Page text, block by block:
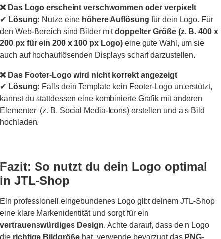
❌ Das Logo erscheint verschwommen oder verpixelt
✔ Lösung: Nutze eine höhere Auflösung für dein Logo. Für
den Web-Bereich sind Bilder mitdoppelter Größe (z. B. 400 x
200 px für ein 200 x 100 px Logo) eine gute Wahl, um sie
auch auf hochauflösenden Displays scharf darzustellen.
❌ Das Footer-Logo wird nicht korrekt angezeigt
✔ Lösung: Falls dein Template kein Footer-Logo unterstützt,
kannst du stattdessen eine kombinierte Grafik mit anderen
Elementen (z. B. Social Media-Icons) erstellen und als Bild
hochladen.
Fazit: So nutzt du dein Logo optimal
in JTL-Shop
Ein professionell eingebundenes Logo gibt deinem JTL-Shop
eine klare Markenidentität und sorgt für ein
vertrauenswürdiges Design. Achte darauf, dass dein Logo
die richtige Bildgröße hat, verwende bevorzugt das PNG-